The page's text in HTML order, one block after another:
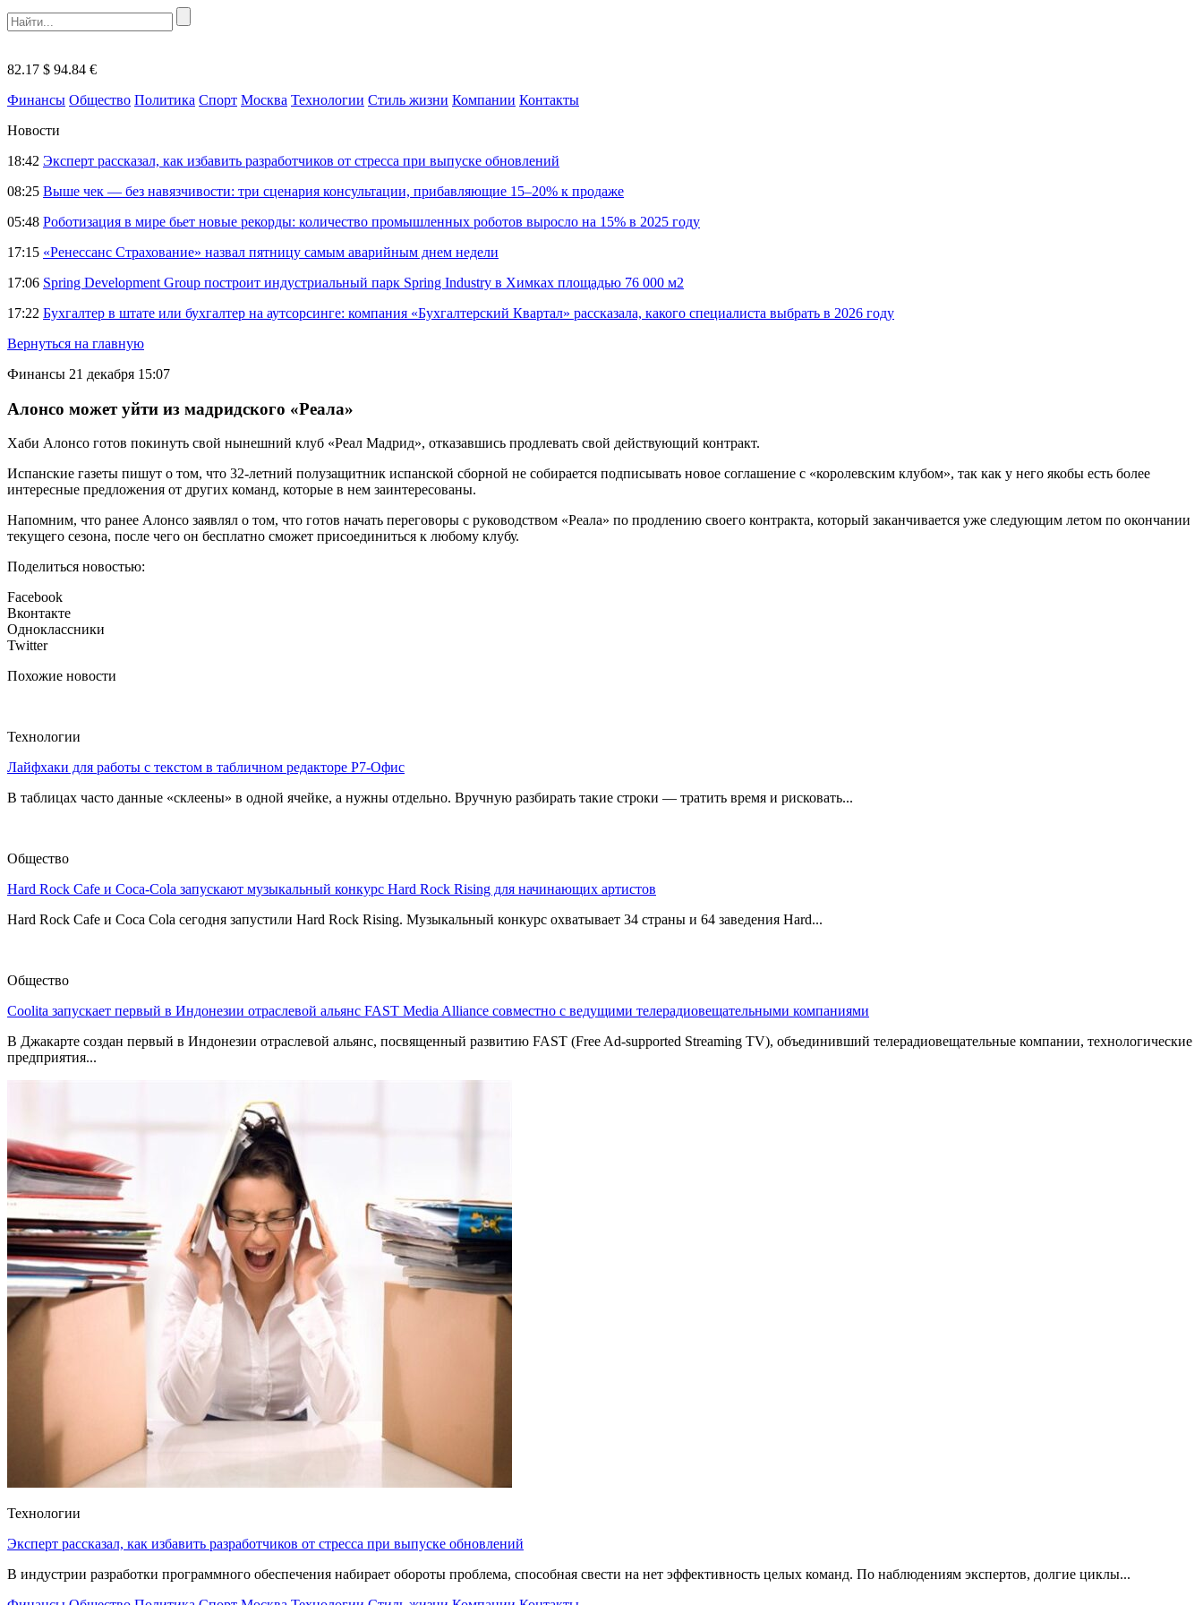
82.17 $ 94.84 €
Финансы Общество Политика Спорт Москва Технологии Стиль жизни Компании Контакты
Новости
18:42 Эксперт рассказал, как избавить разработчиков от стресса при выпуске обновлений
08:25 Выше чек — без навязчивости: три сценария консультации, прибавляющие 15–20% к продаже
05:48 Роботизация в мире бьет новые рекорды: количество промышленных роботов выросло на 15% в 2025 году
17:15 «Ренессанс Страхование» назвал пятницу самым аварийным днем недели
17:06 Spring Development Group построит индустриальный парк Spring Industry в Химках площадью 76 000 м2
17:22 Бухгалтер в штате или бухгалтер на аутсорсинге: компания «Бухгалтерский Квартал» рассказала, какого специалиста выбрать в 2026 году
Вернуться на главную
Финансы 21 декабря 15:07
Алонсо может уйти из мадридского «Реала»
Хаби Алонсо готов покинуть свой нынешний клуб «Реал Мадрид», отказавшись продлевать свой действующий контракт.
Испанские газеты пишут о том, что 32-летний полузащитник испанской сборной не собирается подписывать новое соглашение с «королевским клубом», так как у него якобы есть более
интересные предложения от других команд, которые в нем заинтересованы.
Напомним, что ранее Алонсо заявлял о том, что готов начать переговоры с руководством «Реала» по продлению своего контракта, который заканчивается уже следующим летом по окончании
текущего сезона, после чего он бесплатно сможет присоединиться к любому клубу.
Поделиться новостью:
Facebook
Вконтакте
Одноклассники
Twitter
Похожие новости
Технологии
Лайфхаки для работы с текстом в табличном редакторе Р7-Офис
В таблицах часто данные «склеены» в одной ячейке, а нужны отдельно. Вручную разбирать такие строки — тратить время и рисковать...
Общество
Hard Rock Cafe и Coca-Cola запускают музыкальный конкурс Hard Rock Rising для начинающих артистов
Hard Rock Cafe и Coca Cola сегодня запустили Hard Rock Rising. Музыкальный конкурс охватывает 34 страны и 64 заведения Hard...
Общество
Coolita запускает первый в Индонезии отраслевой альянс FAST Media Alliance совместно с ведущими телерадиовещательными компаниями
В Джакарте создан первый в Индонезии отраслевой альянс, посвященный развитию FAST (Free Ad-supported Streaming TV), объединивший телерадиовещательные компании, технологические
предприятия...
Технологии
Эксперт рассказал, как избавить разработчиков от стресса при выпуске обновлений
В индустрии разработки программного обеспечения набирает обороты проблема, способная свести на нет эффективность целых команд. По наблюдениям экспертов, долгие циклы...